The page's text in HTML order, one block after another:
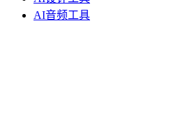
AI音频工具